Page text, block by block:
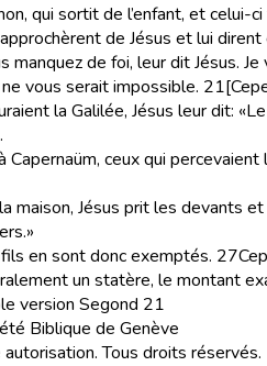
qui sortit de l’enfant, et celui-
de Jésus et lui
manquez de foi, leur dit Jésus.
vous serait impossible. 21
la Galilée, Jésus leur dit:
Capernaüm, ceux qui
maison, Jésus prit les devants
en sont donc exemptés. 27
un statère, le montant
version Segond 21
Biblique de Genève
Tous droits réservés.